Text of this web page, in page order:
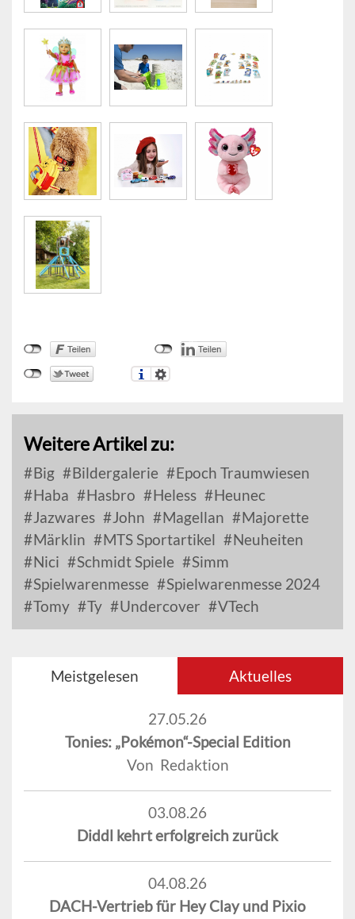
Weitere Artikel zu:
Big Bildergalerie
Epoch Traumwiesen
Haba
Hasbro Heless
Heunec
Jazwares
John Magellan
Majorette
Märklin
MTS Sportartikel
Neuheiten
Nici
Schmidt Spiele
Simm
Spielwarenmesse
Spielwarenmesse 2024
Tomy
Ty Undercover VTech
Meistgelesen Aktuelles
27.05.26
Tonies: „Pokémon“-Special Edition
Von Redaktion
03.08.26
Diddl kehrt erfolgreich zurück
04.08.26
DACH-Vertrieb für Hey Clay und Pixio